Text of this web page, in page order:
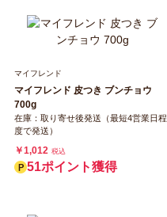
マイフレンド
マイフレンド 皮つき ブンチョウ
700g
在庫：取り寄せ後発送（最短4営業日程
度で発送）
￥1,012 税込
51ポイント獲得